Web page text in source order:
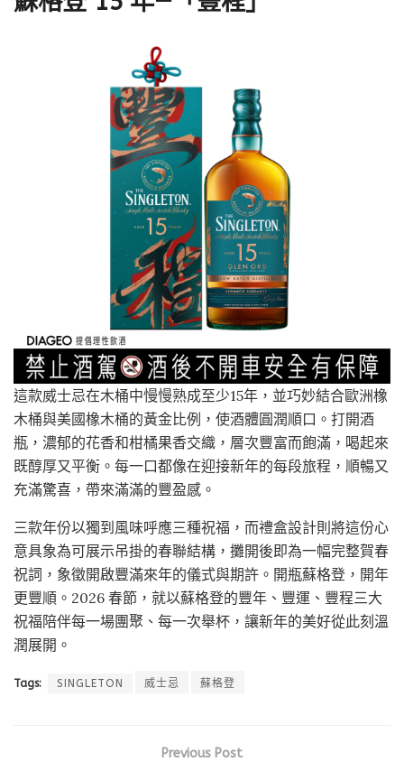
這款威士忌在木桶中慢慢熟成至少15年，並巧妙結合歐洲橡
木桶與美國橡木桶的黃金比例，使酒體圓潤順口。打開酒
瓶，濃郁的花香和柑橘果香交織，層次豐富而飽滿，喝起來
既醇厚又平衡。每一口都像在迎接新年的每段旅程，順暢又
充滿驚喜，帶來滿滿的豐盈感。
三款年份以獨到風味呼應三種祝福，而禮盒設計則將這份心
意具象為可展示吊掛的春聯結構，攤開後即為一幅完整賀春
祝詞，象徵開啟豐滿來年的儀式與期許。開瓶蘇格登，開年
更豐順。2026 春節，就以蘇格登的豐年、豐運、豐程三大
祝福陪伴每一場團聚、每一次舉杯，讓新年的美好從此刻溫
潤展開。
Tags: SINGLETON 威士忌 蘇格登
Previous Post